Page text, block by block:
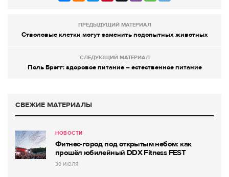
ПРЕДЫДУЩИЙ МАТЕРИАЛ
Стволовые клетки могут заменить подопытных животных
СЛЕДУЮЩИЙ МАТЕРИАЛ
Поль Брэгг: здоровое питание – естественное питание
СВЕЖИЕ МАТЕРИАЛЫ
НОВОСТИ
Фитнес-город под открытым небом: как
прошёл юбилейный DDX Fitness FEST
30 ИЮЛЯ